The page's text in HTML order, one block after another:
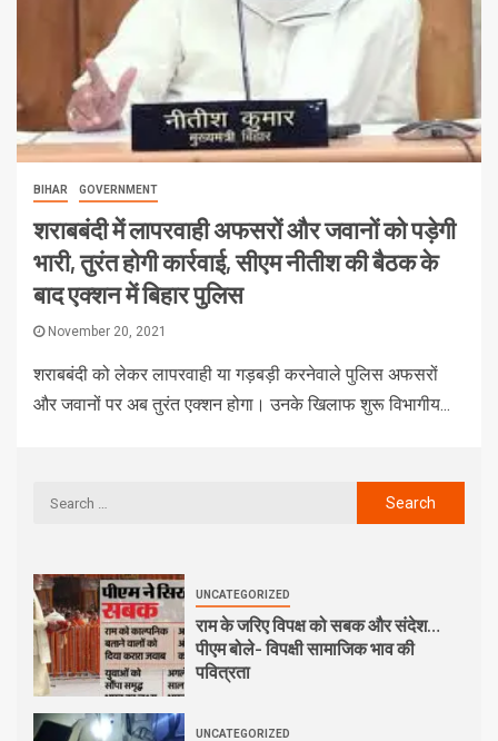
BIHAR GOVERNMENT
शराबबंदी में लापरवाही अफसरों और जवानों को पड़ेगी
भारी, तुरंत होगी कार्रवाई, सीएम नीतीश की बैठक के
बाद एक्शन में बिहार पुलिस
November 20, 2021
शराबबंदी को लेकर लापरवाही या गड़बड़ी करनेवाले पुलिस अफसरों
और जवानों पर अब तुरंत एक्शन होगा। उनके खिलाफ शुरू विभागीय...
UNCATEGORIZED
राम के जरिए विपक्ष को सबक और संदेश…
पीएम बोले- विपक्षी सामाजिक भाव की
पवित्रता
UNCATEGORIZED